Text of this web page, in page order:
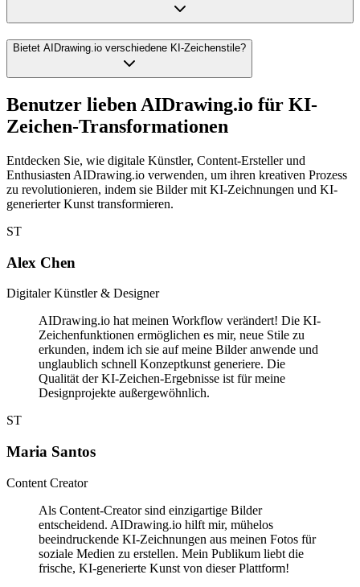
Bietet AIDrawing.io verschiedene KI-Zeichenstile?
Benutzer lieben AIDrawing.io für KI-
Zeichen-Transformationen
Entdecken Sie, wie digitale Künstler, Content-Ersteller und
Enthusiasten AIDrawing.io verwenden, um ihren kreativen Prozess
zu revolutionieren, indem sie Bilder mit KI-Zeichnungen und KI-
generierter Kunst transformieren.
ST
Alex Chen
Digitaler Künstler & Designer
AIDrawing.io hat meinen Workflow verändert! Die KI-
Zeichenfunktionen ermöglichen es mir, neue Stile zu
erkunden, indem ich sie auf meine Bilder anwende und
unglaublich schnell Konzeptkunst generiere. Die
Qualität der KI-Zeichen-Ergebnisse ist für meine
Designprojekte außergewöhnlich.
ST
Maria Santos
Content Creator
Als Content-Creator sind einzigartige Bilder
entscheidend. AIDrawing.io hilft mir, mühelos
beeindruckende KI-Zeichnungen aus meinen Fotos für
soziale Medien zu erstellen. Mein Publikum liebt die
frische, KI-generierte Kunst von dieser Plattform!